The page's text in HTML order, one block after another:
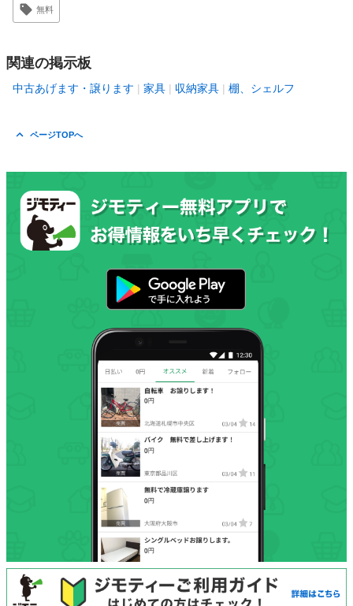
無料
関連の掲示板
中古あげます・譲ります 家具 収納家具 棚、シェルフ
ページTOPへ